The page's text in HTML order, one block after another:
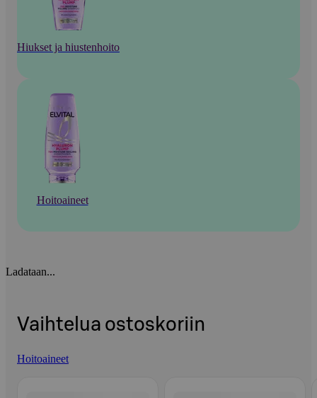
Hiukset ja hiustenhoito
Hoitoaineet
Ladataan...
Vaihtelua ostoskoriin
Hoitoaineet